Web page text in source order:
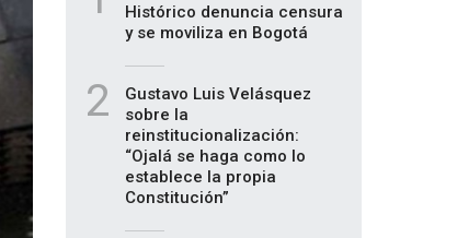
Histórico denuncia censura
y se moviliza en Bogotá
2
Gustavo Luis Velásquez
sobre la
reinstitucionalización:
“Ojalá se haga como lo
establece la propia
Constitución”